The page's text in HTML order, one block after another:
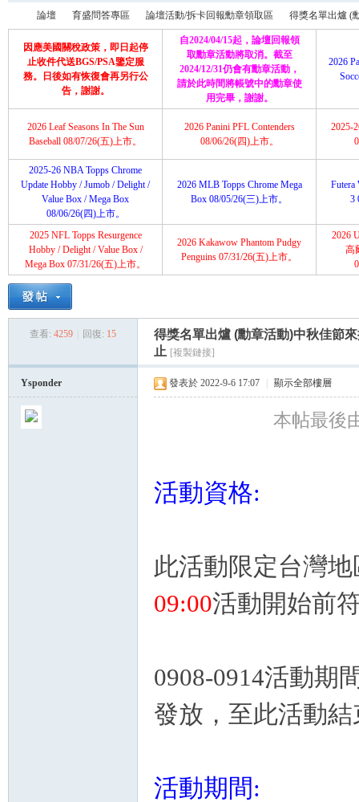
»
論壇
›
育盛問答專區
›
論壇活動/拆卡回報勳章領取區
›
得獎名單出爐 (
因應美國關稅政策，即日起停
止收件代送BGS/PSA鑒定服
務。日後如有恢復會再另行公
告，謝謝。
自2024/04/15起，論壇回報領
取勳章活動將取消。截至
2024/12/31仍會有勳章活動，
請於此時間將帳號中的勳章使
用完畢，謝謝。
2026
2026 Leaf Seasons In The Sun
Baseball 08/07/26(五)上市。
2026 Panini PFL Contenders
08/06/26(四)上市。
2025-
2025-26 NBA Topps Chrome
Update Hobby / Jumob / Delight /
Value Box / Mega Box
08/06/26(四)上市。
2026 MLB Topps Chrome Mega
Box 08/05/26(三)上市。
Futera
3
2025 NFL Topps Resurgence
Hobby / Delight / Value Box /
Mega Box 07/31/26(五)上市。
2026 Kakawow Phantom Pudgy
Penguins 07/31/26(五)上市。
2026
高
查看: 4259 回復: 15
得獎名單出爐 (勳章活動)中秋佳節
止 [複製鏈接]
Ysponder 發表於 2022-9-6 17:07 顯示全部樓層
本帖最後
活動資格:
此活動限定台灣
09:00活動開始前
0908-0914活動期
發放，至此活動
活動期間: